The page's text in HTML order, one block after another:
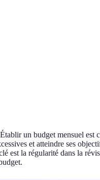
Établir un budget mensuel est
et atteindre ses
est la régularité dans la